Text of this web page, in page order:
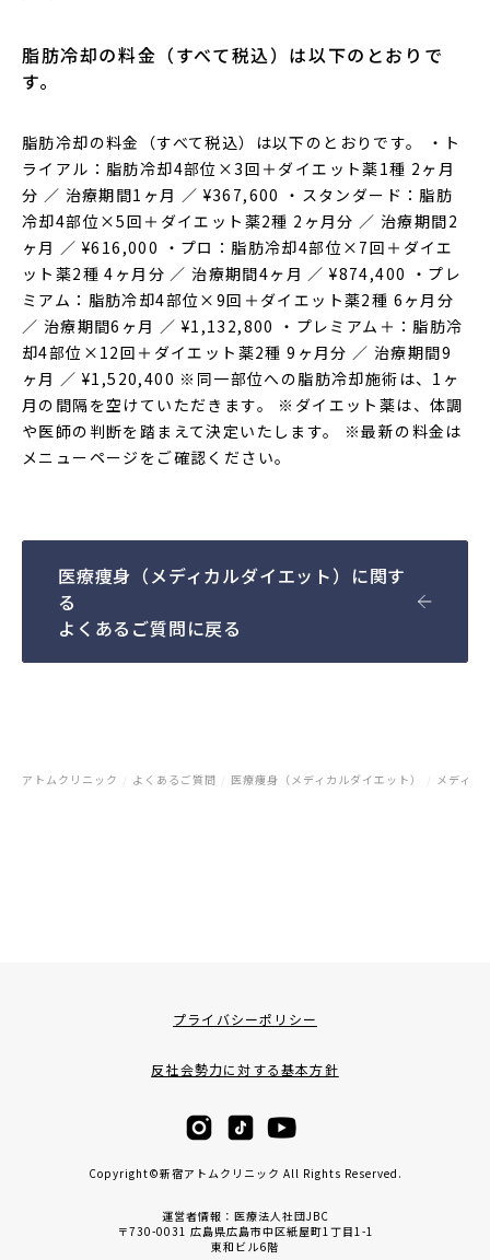
脂肪冷却の料金（すべて税込）は以下のとおりで
す。
脂肪冷却の料金（すべて税込）は以下のとおりです。 ・ト
ライアル：脂肪冷却4部位×3回＋ダイエット薬1種 2ヶ月
分 ／ 治療期間1ヶ月 ／ ¥367,600 ・スタンダード：脂肪
冷却4部位×5回＋ダイエット薬2種 2ヶ月分 ／ 治療期間2
ヶ月 ／ ¥616,000 ・プロ：脂肪冷却4部位×7回＋ダイエ
ット薬2種 4ヶ月分 ／ 治療期間4ヶ月 ／ ¥874,400 ・プレ
ミアム：脂肪冷却4部位×9回＋ダイエット薬2種 6ヶ月分
／ 治療期間6ヶ月 ／ ¥1,132,800 ・プレミアム＋：脂肪冷
却4部位×12回＋ダイエット薬2種 9ヶ月分 ／ 治療期間9
ヶ月 ／ ¥1,520,400 ※同一部位への脂肪冷却施術は、1ヶ
月の間隔を空けていただきます。 ※ダイエット薬は、体調
や医師の判断を踏まえて決定いたします。 ※最新の料金は
メニューページをご確認ください。
医療痩身（メディカルダイエット）に関す
る
よくあるご質問に戻る
アトムクリニック よくあるご質問 医療痩身（メディカルダイエット） メディカ
プライバシーポリシー
反社会勢力に対する基本方針
Copyright©新宿アトムクリニック All Rights Reserved.
運営者情報：医療法人社団JBC
〒730-0031 広島県広島市中区紙屋町1丁目1-1
東和ビル6階